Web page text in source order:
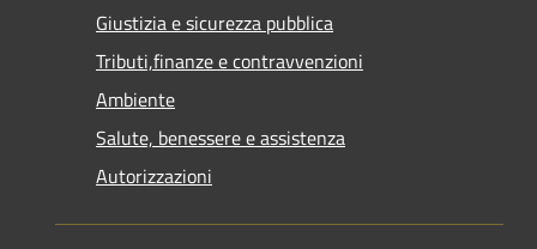
Giustizia e sicurezza pubblica
Tributi,finanze e contravvenzioni
Ambiente
Salute, benessere e assistenza
Autorizzazioni